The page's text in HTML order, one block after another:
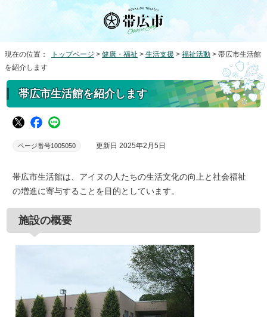
現在の位置： トップページ > 健康・福祉 > 生活支援 > 福祉活動 > 帯広市生活館
を紹介します
帯広市生活館を紹介します
ページ番号1005050 更新日 2025年2月5日
帯広市生活館は、アイヌの人たちの生活文化の向上と社会福祉
の増進に寄与することを目的としています。
施設の概要